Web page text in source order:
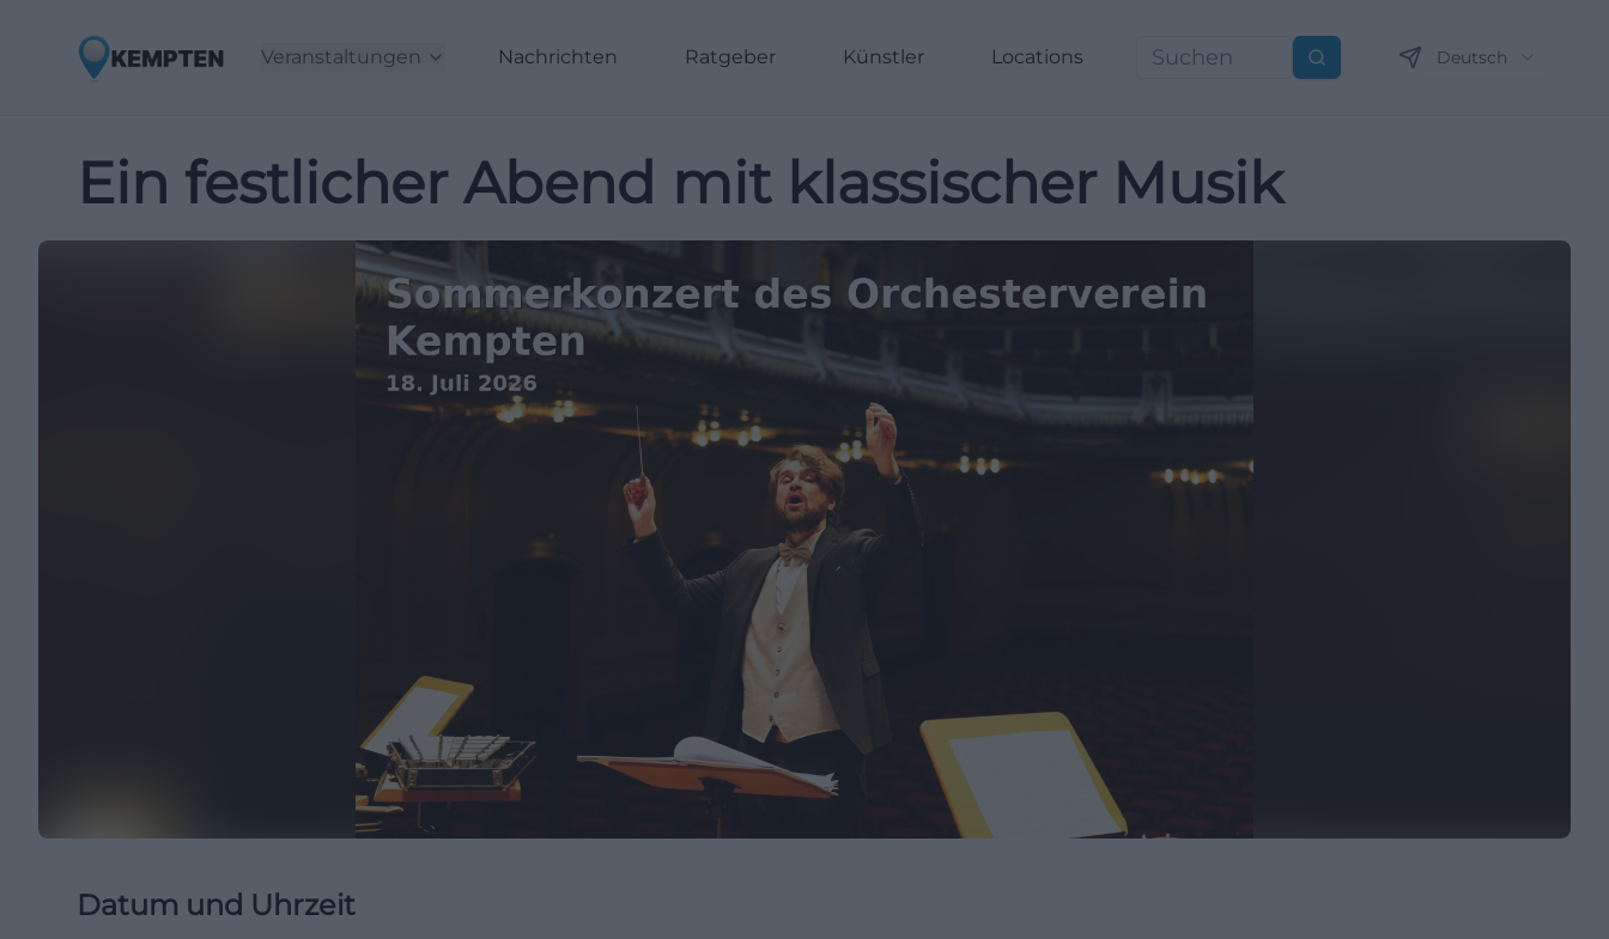
Veranstaltungen Nachrichten Ratgeber Künstler Locations Suchen Deutsch
Ein festlicher Abend mit klassischer Musik
Datum und Uhrzeit